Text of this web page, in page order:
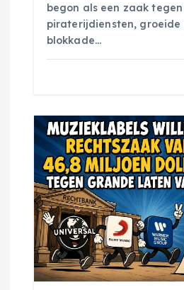
begon als een zaak
piraterijdiensten, groeide
blokkade…